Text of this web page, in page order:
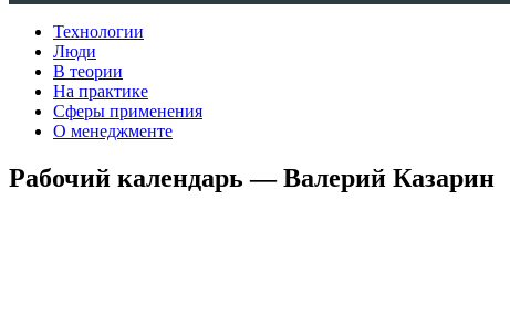
Технологии
Люди
В теории
На практике
Сферы применения
О менеджменте
Рабочий календарь — Валерий Казарин